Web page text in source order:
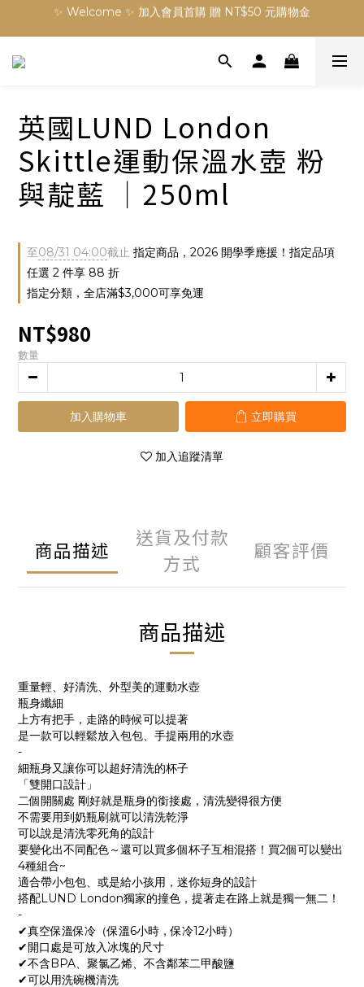
✨ Welcome ✨ 加入會員首購 贈 NT$50 元購物金
✨ Welcome ✨ 加入會員首購 贈 NT$50 元購物金
訂單滿 NT$3000 元免運費
英國LUND London
Skittle運動保溫水壺 粉
與靛藍 │250ml
至08/31 04:00截止 指定商品，2026 開學季應援！指定品項
任選 2 件享 88 折
指定分類，全店滿$3,000可享免運
NT$980
數量
加入購物車 立即購買
加入追蹤清單
商品描述
送貨及付款
方式
顧客評價
商品描述
重量輕、好清洗、外型美的運動水壺
瓶身纖細
上方有把手，走路的時候可以提著
是一款可以輕鬆放入包包、手提兩用的水壺
-
細瓶身又讓你可以超好清洗的杯子
「雙開口設計」
二個開關處 剛好就是瓶身的銜接處，清洗變得很方便
不需要用到奶瓶刷就可以清洗乾淨
可以說是清洗零死角的設計
要變化出不同配色～還可以買多個杯子互相混搭！買2個可以變出
4種組合~
適合帶小包包、或是給小孩用，迷你短身的設計
搭配LUND London獨家的撞色，提著走在路上就是獨一無二！
-
✔真空保溫保冷（保溫6小時，保冷12小時）
✔開口處是可放入冰塊的尺寸
✔不含BPA、聚氯乙烯、不含鄰苯二甲酸鹽
✔可以用洗碗機清洗